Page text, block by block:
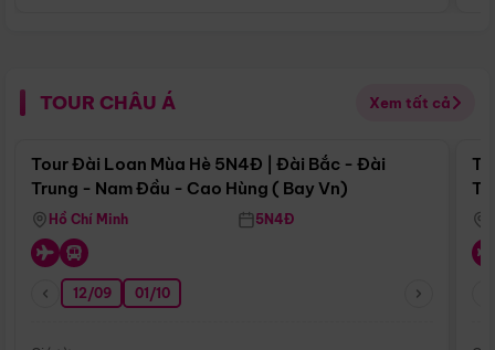
TOUR CHÂU Á Xem tất cả
Điểm nổi bật
Tour Đài Loan Mùa Hè 5N4Đ | Đài Bắc - Đài
Trung - Nam Đầu - Cao Hùng ( Bay Vn)
Hồ Chí Minh 5N4Đ
12/09 01/10